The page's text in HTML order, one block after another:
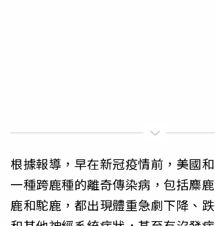
根據報導，早在新冠疫情前，美國
一種跨鹿種的離奇傳染病，包括麋
鹿和駝鹿，都出現體重急劇下降、